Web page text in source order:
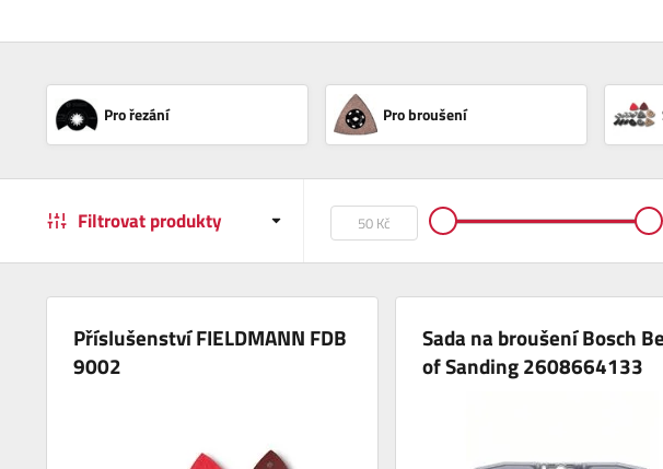
Pro řezání Pro broušení
Filtrovat produkty
Příslušenství FIELDMANN FDB
9002
Sada na broušení Bosch
of Sanding 2608664133